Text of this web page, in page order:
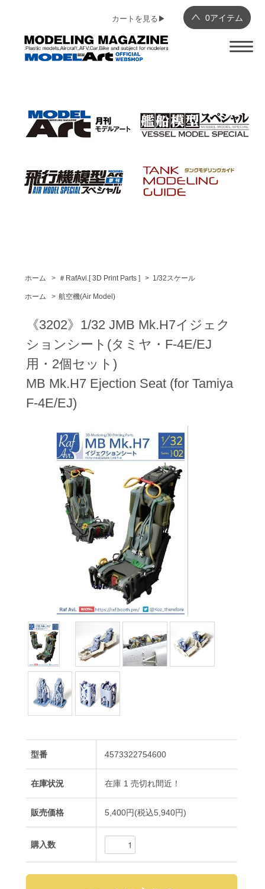
0アイテム
カートを見る▶︎
ホーム > ＃RafAvi.[ 3D Print Parts ] > 1/32スケール
ホーム > 航空機(Air Model)
《3202》1/32 JMB Mk.H7イジェク
ションシート(タミヤ・F-4E/EJ
用・2個セット)
MB Mk.H7 Ejection Seat (for Tamiya
F-4E/EJ)
型番 4573322754600
在庫状況 在庫 1 売切れ間近！
販売価格 5,400円(税込5,940円)
購入数